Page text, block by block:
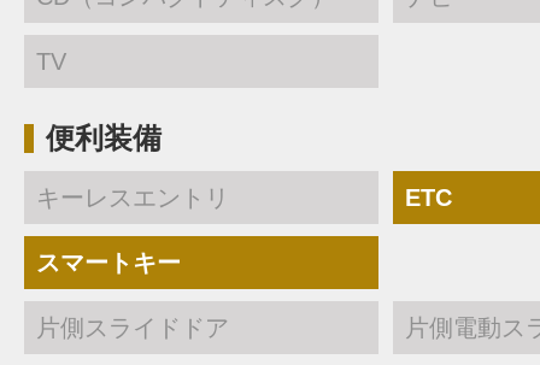
TV
便利装備
キーレスエントリ ETC
スマートキー
片側スライドドア 片側電動ス